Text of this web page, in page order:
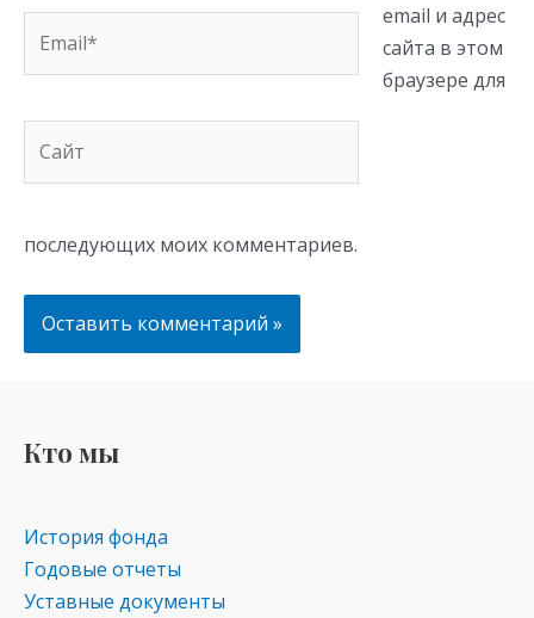
email и адрес
сайта в этом
браузере для
последующих моих комментариев.
Кто мы
История фонда
Годовые отчеты
Уставные документы